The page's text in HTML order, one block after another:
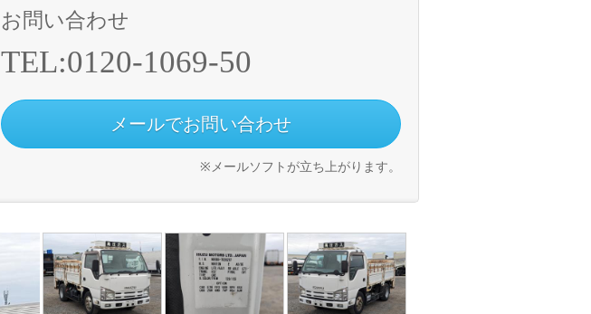
お問い合わせ
TEL:0120-1069-50
メールでお問い合わせ
※メールソフトが立ち上がります。